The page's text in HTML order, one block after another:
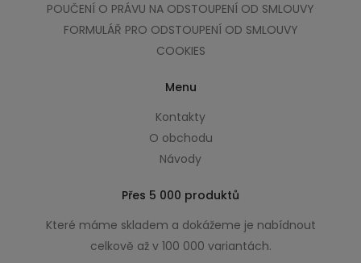
POUČENÍ O PRÁVU NA ODSTOUPENÍ OD SMLOUVY
FORMULÁŘ PRO ODSTOUPENÍ OD SMLOUVY
COOKIES
Menu
Kontakty
O obchodu
Návody
Přes 5 000 produktů
Které máme skladem a dokážeme je nabídnout
celkově až v 100 000 variantách.